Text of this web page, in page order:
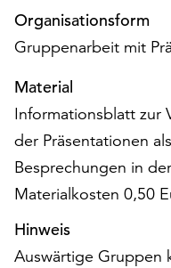
Einstellungen“
zur
Verfügung.
Funktionale
Cookies
werden
auch
ohne
Ihr
Einverständnis
weiterhin
ausgeführt.
Organisationsform
Gruppenarbeit mit
Material
Informationsblatt zur
der Präsentationen
Besprechungen in
Materialkosten 0,50
Hinweis
Auswärtige Gruppen